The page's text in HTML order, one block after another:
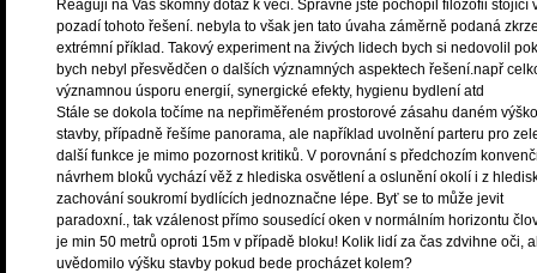
Reaguji na Vaš skomný dotaz k věci. Správně jste pochopil filozofii stojící
pozadí tohoto řešení. nebyla to však jen tato úvaha záměrně podaná
extrémní příklad. Takový experiment na živých lidech bych si nedovolil
bych nebyl přesvědčen o dalších významných aspektech řešení.např
významnou úsporu energií, synergické efekty, hygienu bydlení atd
Stále se dokola točíme na nepřiměřeném prostorové zásahu daném
stavby, případně řešíme panorama, ale například uvolnění parteru pro
další funkce je mimo pozornost kritiků. V porovnání s předchozím
návrhem bloků vychází věž z hlediska osvětlení a oslunění okolí i z
zachování soukromí bydlících jednoznačne lépe. Byť se to může jevit
paradoxní., tak vzálenost přímo sousedící oken v normálním horizontu
je min 50 metrů oproti 15m v případě bloku! Kolik lidí za čas zdvihne oči,
uvědomilo výšku stavby pokud bede procházet kolem?